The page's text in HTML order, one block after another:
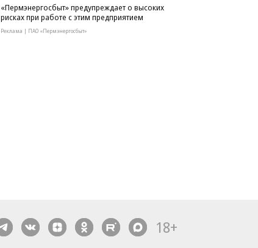
«Пермэнергосбыт» предупреждает о высоких
рисках при работе с этим предприятием
Реклама | ПАО «Пермэнергосбыт»
18+